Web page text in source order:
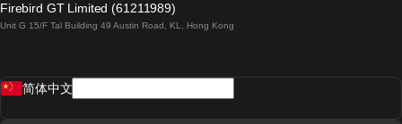
羅馬開往拿坡里的列車
Firebird GT Limited (61211989)
Unit G 15/F Tal Building 49 Austin Road, KL, Hong Kong
简体中文